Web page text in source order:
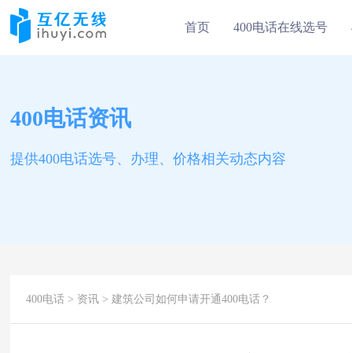
首页 400电话在线选号
400电话资讯
提供400电话选号、办理、价格相关动态内容
400电话 > 资讯 > 建筑公司如何申请开通400电话？